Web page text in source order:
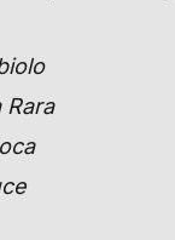
Rara